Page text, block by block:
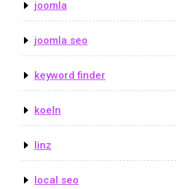
joomla
joomla seo
keyword finder
koeln
linz
local seo